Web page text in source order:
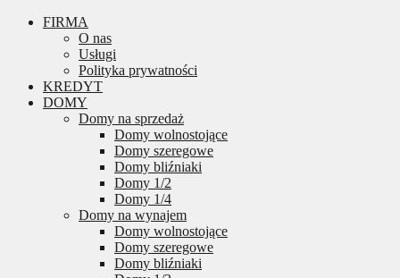
FIRMA
O nas
Usługi
Polityka prywatności
KREDYT
DOMY
Domy na sprzedaż
Domy wolnostojące
Domy szeregowe
Domy bliźniaki
Domy 1/2
Domy 1/4
Domy na wynajem
Domy wolnostojące
Domy szeregowe
Domy bliźniaki